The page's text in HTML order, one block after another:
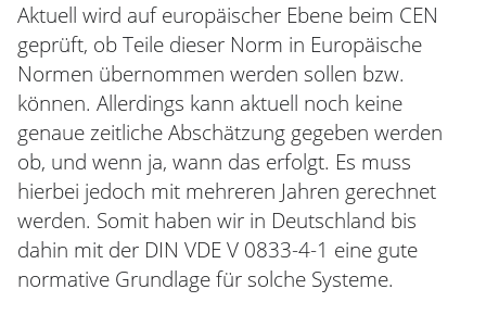
Aktuell wird auf europäischer Ebene beim CEN
geprüft, ob Teile dieser Norm in Europäische
Normen übernommen werden sollen bzw.
können. Allerdings kann aktuell noch keine
genaue zeitliche Abschätzung gegeben werden
ob, und wenn ja, wann das erfolgt. Es muss
hierbei jedoch mit mehreren Jahren gerechnet
werden. Somit haben wir in Deutschland bis
dahin mit der DIN VDE V 0833-4-1 eine gute
normative Grundlage für solche Systeme.